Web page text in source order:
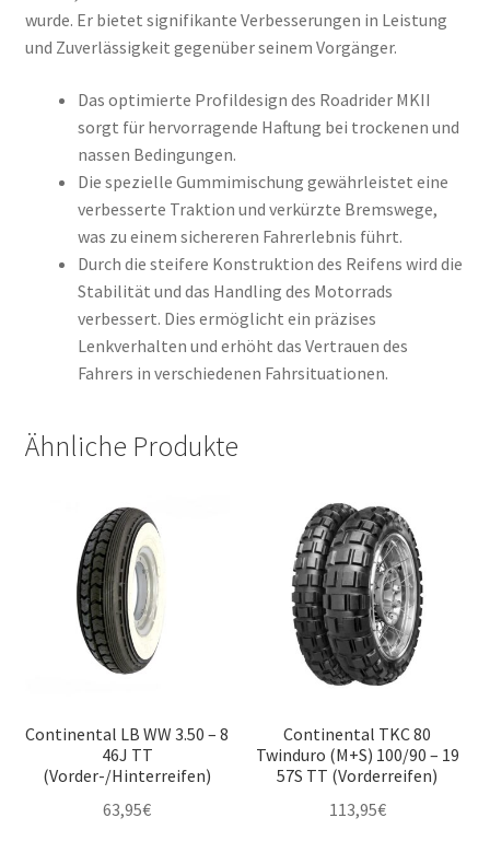
wurde. Er bietet signifikante Verbesserungen in Leistung
und Zuverlässigkeit gegenüber seinem Vorgänger.
Das optimierte Profildesign des Roadrider MKII
sorgt für hervorragende Haftung bei trockenen und
nassen Bedingungen.
Die spezielle Gummimischung gewährleistet eine
verbesserte Traktion und verkürzte Bremswege,
was zu einem sichereren Fahrerlebnis führt.
Durch die steifere Konstruktion des Reifens wird die
Stabilität und das Handling des Motorrads
verbessert. Dies ermöglicht ein präzises
Lenkverhalten und erhöht das Vertrauen des
Fahrers in verschiedenen Fahrsituationen.
Ähnliche Produkte
Continental LB WW 3.50 – 8
46J TT
(Vorder-/Hinterreifen)
63,95€
Continental TKC 80
Twinduro (M+S) 100/90 – 19
57S TT (Vorderreifen)
113,95€